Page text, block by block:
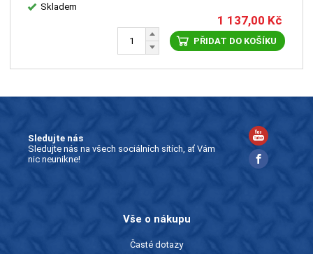
Skladem
1 137,00 Kč
PŘIDAT DO KOŠÍKU
Sledujte nás
Sledujte nás na všech sociálních sítích, ať Vám
nic neunikne!
Vše o nákupu
Časté dotazy